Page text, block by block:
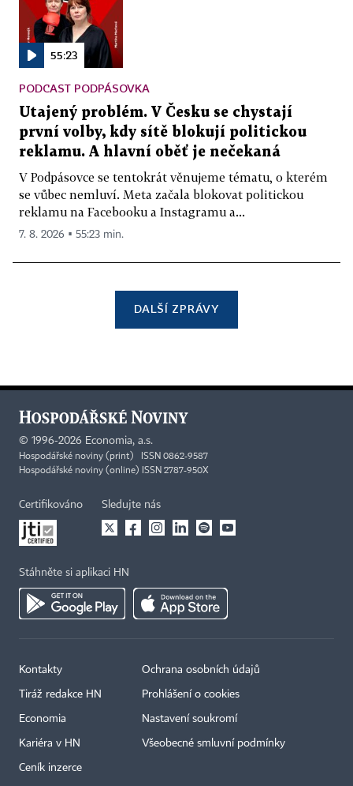
55:23
PODCAST PODPÁSOVKA
Utajený problém. V Česku se chystají
první volby, kdy sítě blokují politickou
reklamu. A hlavní oběť je nečekaná
V Podpásovce se tentokrát věnujeme tématu, o kterém
se vůbec nemluví. Meta začala blokovat politickou
reklamu na Facebooku a Instagramu a...
7. 8. 2026 ▪ 55:23 min.
DALŠÍ ZPRÁVY
© 1996-2026 Economia, a.s.
Hospodářské noviny (print) ISSN 0862-9587
Hospodářské noviny (online) ISSN 2787-950X
Certifikováno Sledujte nás
Stáhněte si aplikaci HN
Kontakty
Tiráž redakce HN
Economia
Kariéra v HN
Ceník inzerce
Ochrana osobních údajů
Prohlášení o cookies
Nastavení soukromí
Všeobecné smluvní podmínky